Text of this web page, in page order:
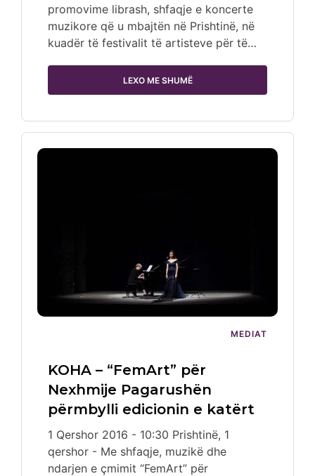
promovime librash, shfaqje e koncerte
muzikore që u mbajtën në Prishtinë, në
kuadër të festivalit të artisteve për të…
LEXO ME SHUMË
MEDIAT
KOHA – “FemArt” për
Nexhmije Pagarushën
përmbylli edicionin e katërt
1 Qershor 2016 - 10:30 Prishtinë, 1
qershor - Me shfaqje, muzikë dhe
ndarjen e çmimit “FemArt” për